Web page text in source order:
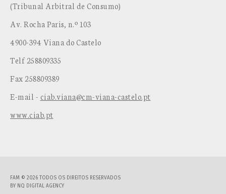
(Tribunal Arbitral de Consumo)
Av. Rocha Paris, n.º 103
4900-394 Viana do Castelo
Telf 258809335
Fax 258809389
E-mail - ciab.viana@cm-viana-castelo.pt
www.ciab.pt
FAM © 2026 TODOS OS DIREITOS RESERVADOS
BY NQ DIGITAL AGENCY